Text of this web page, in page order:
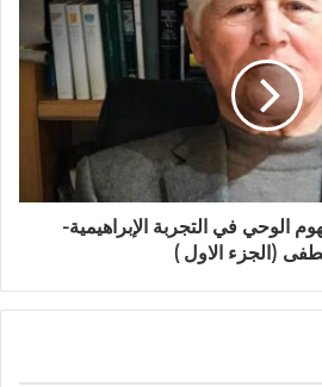
الوحي في التجربة الإبراهيمية-
(الجزء الاول )